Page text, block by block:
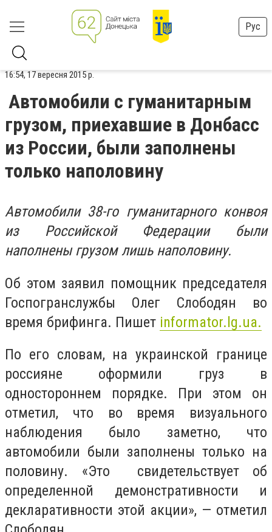
Рус
16:54, 17 вересня 2015 р.
Автомобили с гуманитарным
грузом, приехавшие в Донбасс
из России, были заполнены
только наполовину
Автомобили 38-го гуманитарного конвоя
из Российской Федерации были
наполнены грузом лишь наполовину.
Об этом заявил помощник председателя
Госпогранслужбы Олег Слободян во
время брифинга. Пишет informator.lg.ua.
По его словам, на украинской границе
россияне оформили груз в
одностороннем порядке. При этом он
отметил, что во время визуального
наблюдения было заметно, что
автомобили были заполнены только на
половину. «Это свидетельствует об
определенной демонстративности и
декларативности этой акции», — отметил